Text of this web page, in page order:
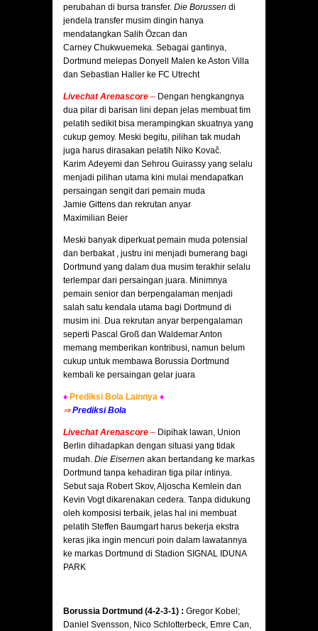
perubahan di bursa transfer. Die Borussen di
jendela transfer musim dingin hanya
mendatangkan Salih Özcan dan
Carney Chukwuemeka. Sebagai gantinya,
Dortmund melepas Donyell Malen ke Aston Villa
dan Sebastian Haller ke FC Utrecht
Livechat Arenascore – Dengan hengkangnya
dua pilar di barisan lini depan jelas membuat tim
pelatih sedikit bisa merampingkan skuatnya yang
cukup gemoy. Meski begitu, pilihan tak mudah
juga harus dirasakan pelatih Niko Kovač.
Karim Adeyemi dan Sehrou Guirassy yang selalu
menjadi pilihan utama kini mulai mendapatkan
persaingan sengit dari pemain muda
Jamie Gittens dan rekrutan anyar
Maximilian Beier
Meski banyak diperkuat pemain muda potensial
dan berbakat , justru ini menjadi bumerang bagi
Dortmund yang dalam dua musim terakhir selalu
terlempar dari persaingan juara. Minimnya
pemain senior dan berpengalaman menjadi
salah satu kendala utama bagi Dortmund di
musim ini. Dua rekrutan anyar berpengalaman
seperti Pascal Groß dan Waldemar Anton
memang memberikan kontribusi, namun belum
cukup untuk membawa Borussia Dortmund
kembali ke persaingan gelar juara
♦ Prediksi Bola Lainnya ♦
⇒ Prediksi Bola
Livechat Arenascore – Dipihak lawan, Union
Berlin dihadapkan dengan situasi yang tidak
mudah. Die Eisernen akan bertandang ke markas
Dortmund tanpa kehadiran tiga pilar intinya.
Sebut saja Robert Skov, Aljoscha Kemlein dan
Kevin Vogt dikarenakan cedera. Tanpa didukung
oleh komposisi terbaik, jelas hal ini membuat
pelatih Steffen Baumgart harus bekerja ekstra
keras jika ingin mencuri poin dalam lawatannya
ke markas Dortmund di Stadion SIGNAL IDUNA
PARK
Borussia Dortmund (4-2-3-1) : Gregor Kobel;
Daniel Svensson, Nico Schlotterbeck, Emre Can,